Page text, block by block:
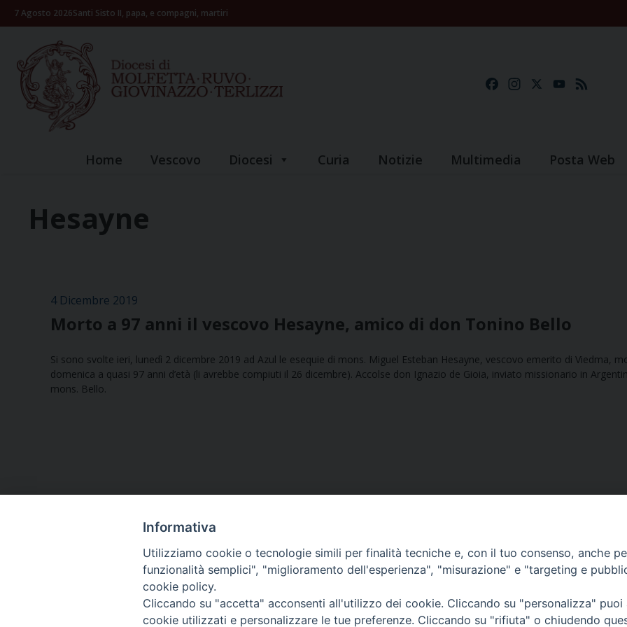
Skip7 Agosto 2026Santi Sisto II, papa, e compagni, martiri
FacebookInstagramYouTube
Home Vescovo Diocesi Curia Notizie Multimedia Posta Web
Hesayne
4 Dicembre 2019
Morto a 97 anni il vescovo Hesayne, amico di don Tonino Bello
Si sono svolte ieri, lunedì 2 dicembre 2019 ad Azul le esequie di mons. Miguel Esteban Hesayne, vescovo emerito di Viedma,
domenica a quasi 97 anni d’età (li avrebbe compiuti il 26 dicembre). Accolse don Ignazio de Gioia, inviato missionario in
mons. Bello.
Ufficio Comunicazioni sociali
Informativa
Utilizziamo cookie o tecnologie simili per finalità tecniche e, con il tuo consenso, anche
funzionalità semplici", "miglioramento dell'esperienza", "misurazione" e "targeting e
cookie policy.
Cliccando su "accetta" acconsenti all'utilizzo dei cookie. Cliccando su "personalizza"
cookie utilizzati e personalizzare le tue preferenze. Cliccando su "rifiuta" o chiudendo